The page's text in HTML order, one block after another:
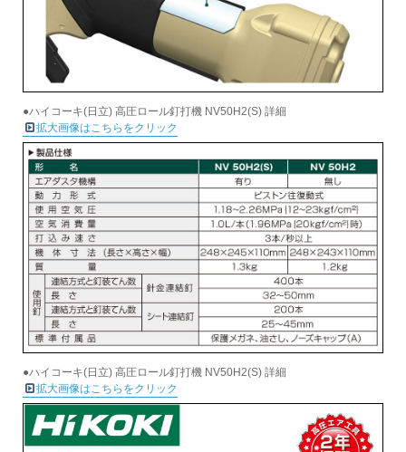
●ハイコーキ(日立) 高圧ロール釘打機 NV50H2(S) 詳細
拡大画像はこちらをクリック
●ハイコーキ(日立) 高圧ロール釘打機 NV50H2(S) 詳細
拡大画像はこちらをクリック